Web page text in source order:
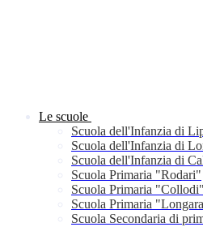
Le scuole
Scuola dell'Infanzia di
Scuola dell'Infanzia di
Scuola dell'Infanzia di
Scuola Primaria "Rodari"
Scuola Primaria "Collodi"
Scuola Primaria
Scuola Secondaria di